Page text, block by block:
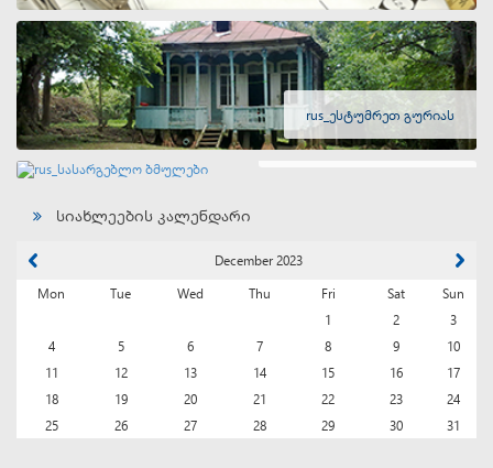
rus_ესტუმრეთ გურიას
rus_სასარგებლო ბმულები
სიახლეების კალენდარი
December 2023
Mon
Tue Wed Thu Fri Sat
Sun
1
2
3
4
5 6 7 8 9
10
11
12 13 14 15 16
17
18
19 20 21 22 23
24
25
26 27 28 29 30 31